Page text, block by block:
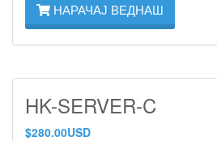
НАРАЧАЈ ВЕДНАШ
HK-SERVER-C
$280.00USD